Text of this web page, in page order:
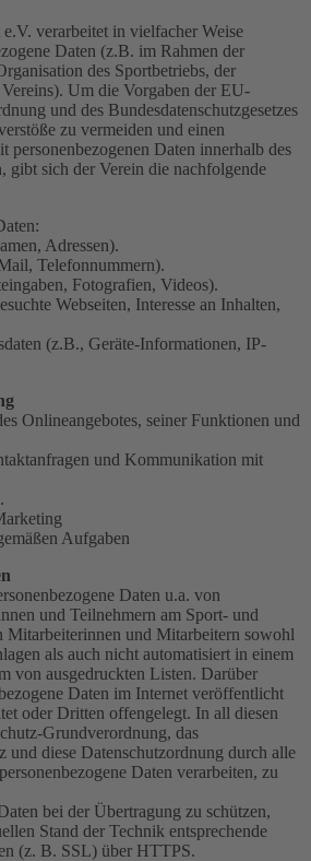
verarbeitet in vielfacher Weise
Daten (z.B. im Rahmen der
des Sportbetriebs, der
Um die Vorgaben der EU-
und des Bundesdatenschutzgesetzes
zu vermeiden und einen
personenbezogenen Daten innerhalb des
gibt sich der Verein die nachfolgende
Adressen).
Telefonnummern).
Fotografien, Videos).
Webseiten, Interesse an Inhalten,
(z.B., Geräte-Informationen, IP-
Onlineangebotes, seiner Funktionen und
und Kommunikation mit
Aufgaben
Daten u.a. von
und Teilnehmern am Sport- und
Mitarbeiterinnen und Mitarbeitern sowohl
als auch nicht automatisiert in einem
von ausgedruckten Listen. Darüber
Daten im Internet veröffentlicht
oder Dritten offengelegt. In all diesen
Grundverordnung, das
und diese Datenschutzordnung durch alle
Daten verarbeiten, zu
bei der Übertragung zu schützen,
Stand der Technik entsprechende
(z. B. SSL) über HTTPS.